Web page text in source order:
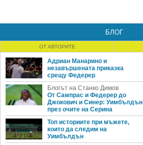
БЛОГ
ОТ АВТОРИТЕ
Адриан Манарино и
незавършената приказка
срещу Федерер
Блогът на Станко Димов
От Сампрас и Федерер до
Джокович и Синер: Уимбълдън
през очите на Серина
Топ историите при мъжете,
които да следим на
Уимбълдън